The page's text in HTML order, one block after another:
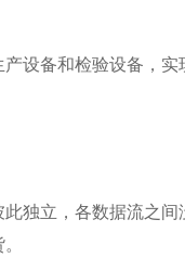
备和检验设备，实
立，各数据流之间